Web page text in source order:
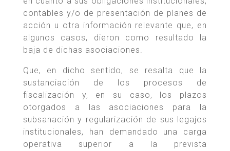
contables y/o de presentación de planes de
acción u otra información relevante que, en
algunos casos, dieron como resultado la
baja de dichas asociaciones.
Que, en dicho sentido, se resalta que la
sustanciación de los procesos de
fiscalización y, en su caso, los plazos
otorgados a las asociaciones para la
subsanación y regularización de sus legajos
institucionales, han demandado una carga
operativa superior a la prevista